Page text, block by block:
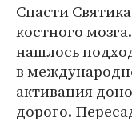
Спасти
костного
нашлось
в
активация
дорого.